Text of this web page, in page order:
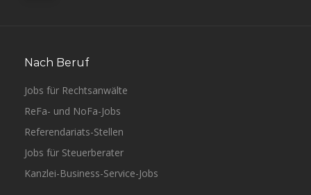
Nach Beruf
Jobs für Rechtsanwälte
ReFa- und NoFa-Jobs
Referendariats-Stellen
Jobs für Steuerberater
Kanzlei-Business-Service-Jobs